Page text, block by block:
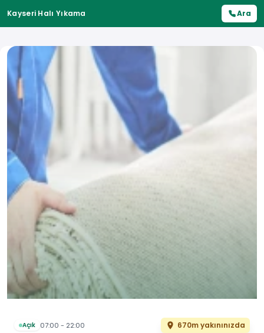
Kayseri Halı Yıkama Ara
Açık 07:00 - 22:00 670m yakınınızda